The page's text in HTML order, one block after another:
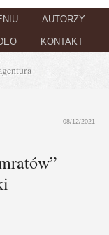
AUTORZY
KONTAKT
08/12/2021